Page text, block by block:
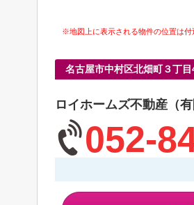
※地図上に表示される物件の位置は付
名古屋市中村区北畑町３丁
ロイホームズ不動産（有
052-